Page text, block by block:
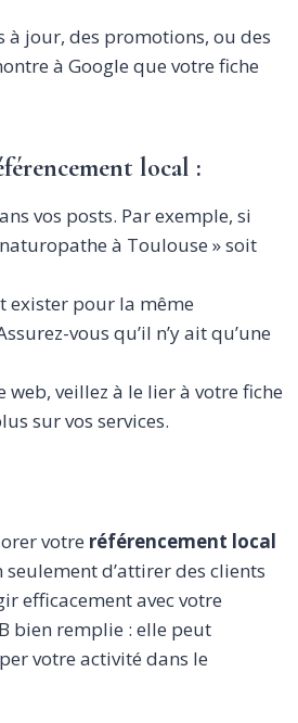
jour, des promotions, ou des
à Google que votre fiche
local :
vos posts. Par exemple, si
à Toulouse » soit
exister pour la même
vous qu’il n’y ait qu’une
web, veillez à le lier à votre fiche
sur vos services.
votre référencement local
d’attirer des clients
efficacement avec votre
bien remplie : elle peut
votre activité dans le